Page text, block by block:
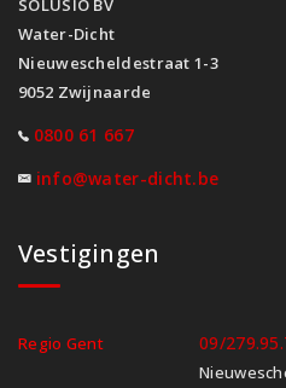
SOLUSIO BV
Water-Dicht
Nieuwescheldestraat 1-3
9052 Zwijnaarde
0800 61 667
info@water-dicht.be
Vestigingen
Regio Gent 09/